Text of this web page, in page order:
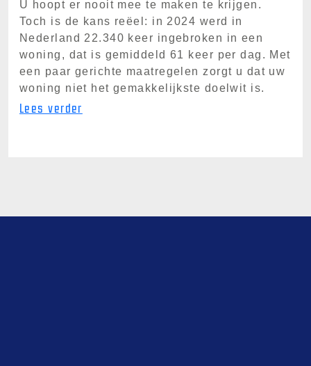
U hoopt er nooit mee te maken te krijgen.
Toch is de kans reëel: in 2024 werd in
Nederland 22.340 keer ingebroken in een
woning, dat is gemiddeld 61 keer per dag. Met
een paar gerichte maatregelen zorgt u dat uw
woning niet het gemakkelijkste doelwit is.
Lees verder